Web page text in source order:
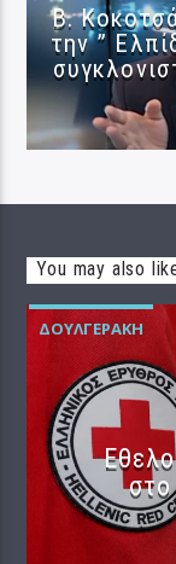
Β.
την ”
You may also
ΔΟΥΛΓΕΡΆΚΗ